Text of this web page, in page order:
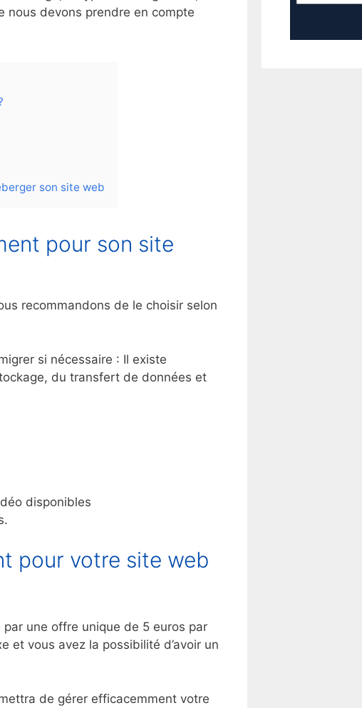
nous devons prendre en compte
son site web
pour son site
recommandons de le choisir selon
si nécessaire : Il existe
du transfert de données et
disponibles
pour votre site web
une offre unique de 5 euros par
et vous avez la possibilité d’avoir un
de gérer efficacemment votre